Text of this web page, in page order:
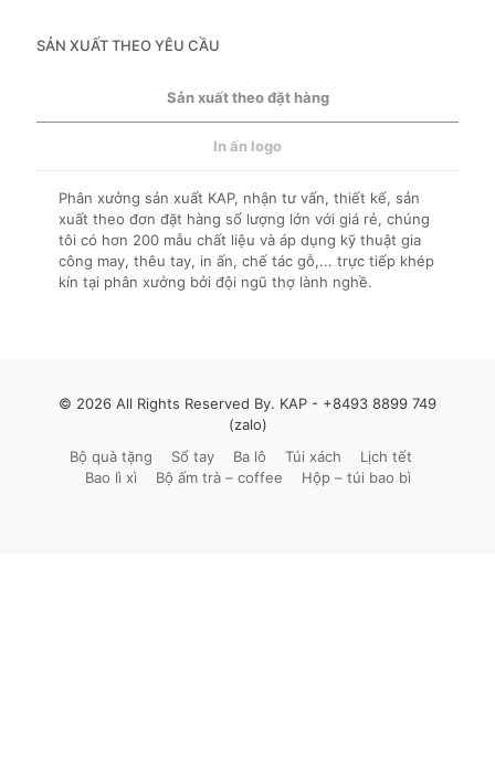
SẢN XUẤT THEO YÊU CẦU
Sản xuất theo đặt hàng
In ấn logo
Phân xưởng sản xuất KAP, nhận tư vấn, thiết kế, sản
xuất theo đơn đặt hàng số lượng lớn với giá rẻ, chúng
tôi có hơn 200 mẫu chất liệu và áp dụng kỹ thuật gia
công may, thêu tay, in ấn, chế tác gỗ,... trực tiếp khép
kín tại phân xưởng bởi đội ngũ thợ lành nghề.
© 2026 All Rights Reserved By. KAP - +8493 8899 749
(zalo)
Bộ quà tặng
Sổ tay Ba lô Túi xách
Lịch tết
Bao lì xì
Bộ ấm trà – coffee Hộp – túi bao bì